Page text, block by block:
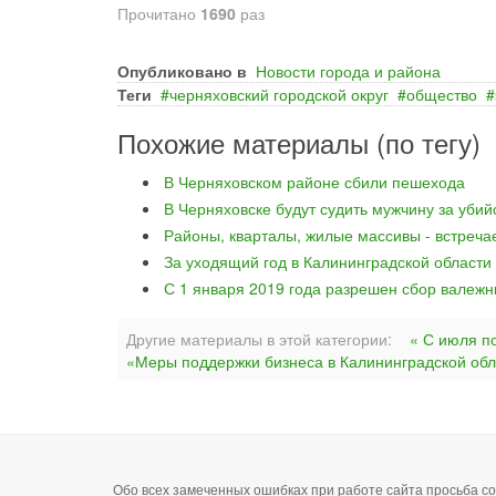
Прочитано 1690 раз
Опубликовано в Новости города и района
Теги
черняховский городской округ общество
Похожие материалы (по тегу)
В Черняховском районе сбили пешехода
В Черняховске будут судить мужчину за
Районы, кварталы, жилые массивы -
За уходящий год в Калининградской
С 1 января 2019 года разрешен сбор
Другие материалы в этой категории:
« С июля
«Меры поддержки бизнеса в Калининградской
Обо всех замеченных ошибках при работе сайта